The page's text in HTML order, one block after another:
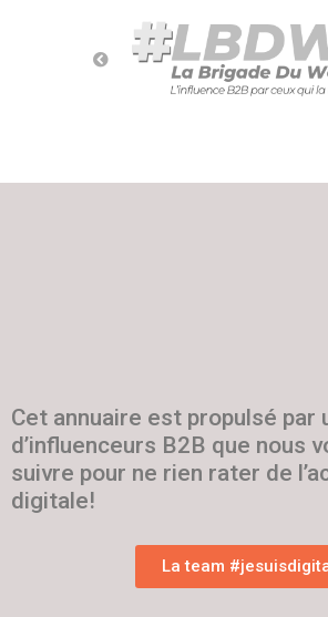
Cet annuaire est propulsé par
d’influenceurs B2B que nous
suivre pour ne rien rater de
digitale!
La team